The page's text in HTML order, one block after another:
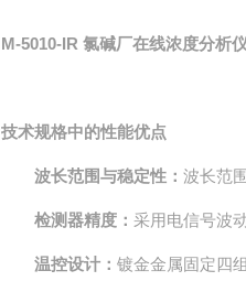
M-5010-IR氯碱厂在线浓度分析
技术规格中的性能优点
波长范围与稳定性：波长范
检测器精度：采用电信号波
温控设计：镀金金属固定四